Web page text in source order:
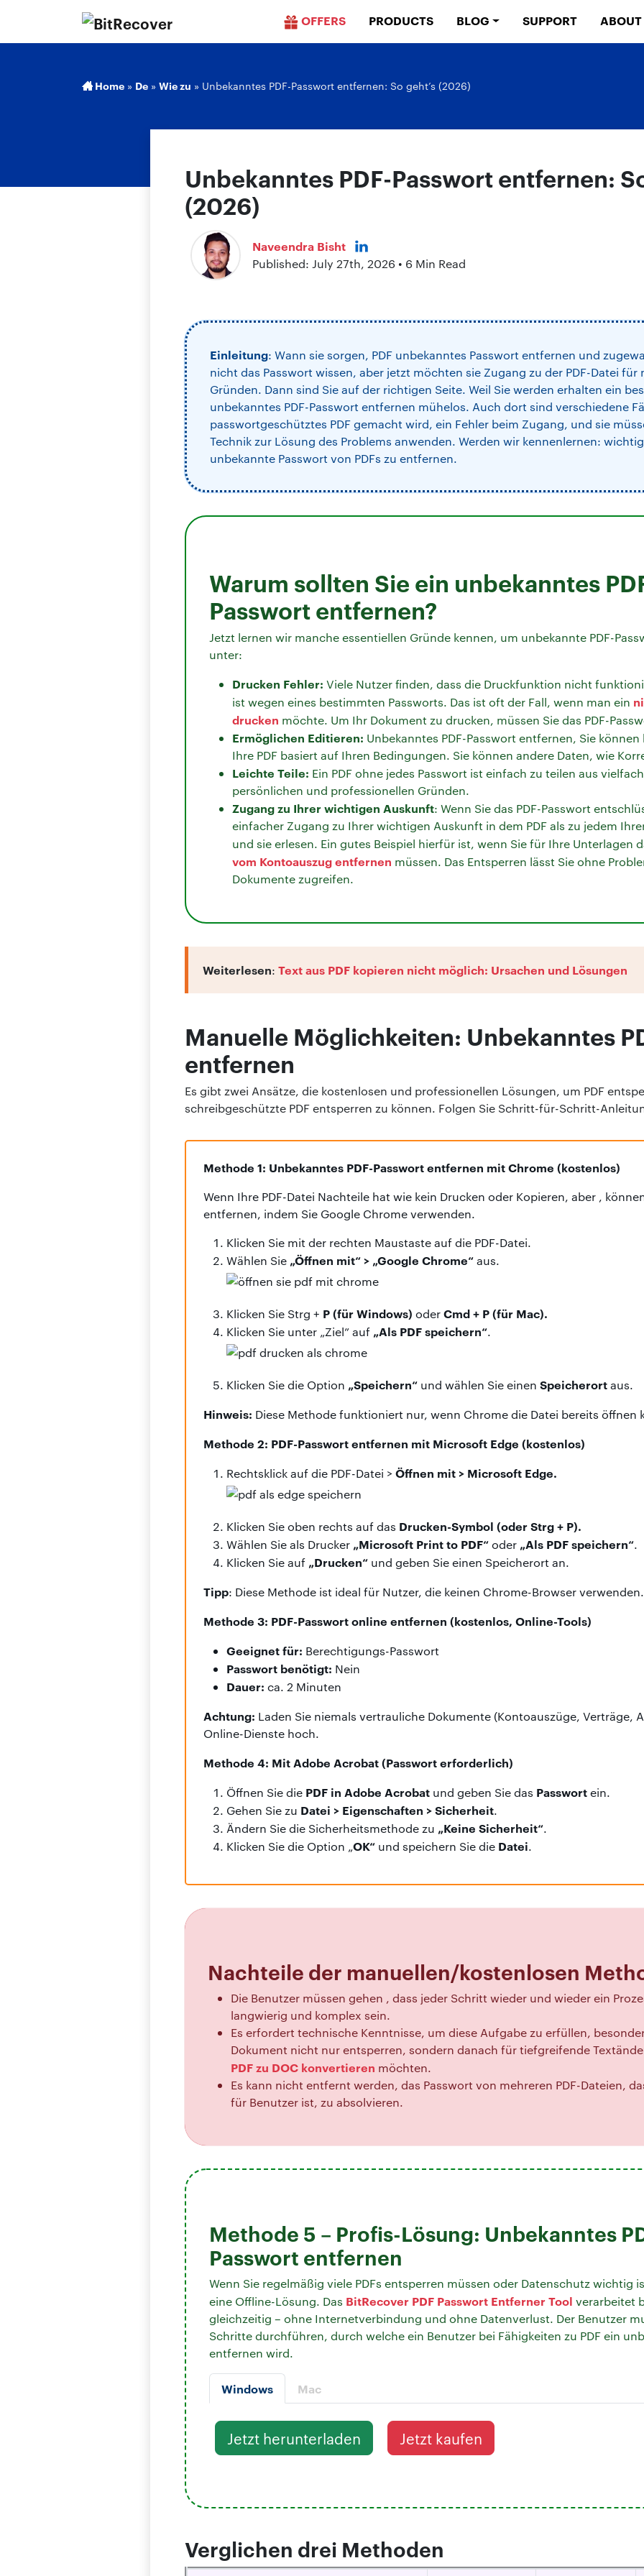
OFFERS PRODUCTS BLOG SUPPORT ABOUT
Home » De » Wie zu » Unbekanntes PDF-Passwort entfernen: So geht’s (2026)
Unbekanntes PDF-Passwort entfernen:
(2026)
Naveendra Bisht
Published: July 27th, 2026 • 6 Min Read
Einleitung: Wann sie sorgen, PDF unbekanntes Passwort entfernen und
nicht das Passwort wissen, aber jetzt möchten sie Zugang zu der PDF-Datei
Gründen. Dann sind Sie auf der richtigen Seite. Weil Sie werden erhalten ein
unbekanntes PDF-Passwort entfernen mühelos. Auch dort sind verschiedene
passwortgeschütztes PDF gemacht wird, ein Fehler beim Zugang, und sie
Technik zur Lösung des Problems anwenden. Werden wir kennenlernen:
unbekannte Passwort von PDFs zu entfernen.
Warum sollten Sie ein unbekanntes
Passwort entfernen?
Jetzt lernen wir manche essentiellen Gründe kennen, um unbekannte PDF-
unter:
Drucken Fehler: Viele Nutzer finden, dass die Druckfunktion nicht
ist wegen eines bestimmten Passworts. Das ist oft der Fall, wenn man ein
drucken möchte. Um Ihr Dokument zu drucken, müssen Sie das PDF-
Ermöglichen Editieren: Unbekanntes PDF-Passwort entfernen, Sie
Ihre PDF basiert auf Ihren Bedingungen. Sie können andere Daten, wie
Leichte Teile: Ein PDF ohne jedes Passwort ist einfach zu teilen aus
persönlichen und professionellen Gründen.
Zugang zu Ihrer wichtigen Auskunft: Wenn Sie das PDF-Passwort
einfacher Zugang zu Ihrer wichtigen Auskunft in dem PDF als zu jedem
und sie erlesen. Ein gutes Beispiel hierfür ist, wenn Sie für Ihre Unterlagen
vom Kontoauszug entfernen müssen. Das Entsperren lässt Sie ohne
Dokumente zugreifen.
Weiterlesen: Text aus PDF kopieren nicht möglich: Ursachen und Lösungen
Manuelle Möglichkeiten: Unbekanntes
entfernen
Es gibt zwei Ansätze, die kostenlosen und professionellen Lösungen, um PDF
schreibgeschützte PDF entsperren zu können. Folgen Sie Schritt-für-Schritt-
Methode 1: Unbekanntes PDF-Passwort entfernen mit Chrome (kostenlos)
Wenn Ihre PDF-Datei Nachteile hat wie kein Drucken oder Kopieren, aber ,
entfernen, indem Sie Google Chrome verwenden.
Klicken Sie mit der rechten Maustaste auf die PDF-Datei.
Wählen Sie „Öffnen mit“ > „Google Chrome“aus.
Klicken Sie Strg + P(für Windows) oderCmd + P (für Mac).
Klicken Sie unter „Ziel” auf „Als PDF speichern“.
Klicken Sie die Option „Speichern“ und wählen Sie einen Speicherortaus.
Hinweis: Diese Methode funktioniert nur, wenn Chrome die Datei bereits öffnen
Methode 2: PDF-Passwort entfernen mit Microsoft Edge (kostenlos)
Rechtsklick auf die PDF-Datei >Öffnen mit > Microsoft Edge.
Klicken Sie oben rechts auf das Drucken-Symbol (oder Strg + P).
Wählen Sie als Drucker „Microsoft Print to PDF“oder „Als PDF speichern“.
Klicken Sie auf „Drucken“ und geben Sie einen Speicherort an.
Tipp: Diese Methode ist ideal für Nutzer, die keinen Chrome-Browser verwenden.
Methode 3: PDF-Passwort online entfernen (kostenlos, Online-Tools)
Geeignet für: Berechtigungs-Passwort
Passwort benötigt: Nein
Dauer: ca. 2 Minuten
Achtung: Laden Sie niemals vertrauliche Dokumente (Kontoauszüge, Verträge,
Online-Dienste hoch.
Methode 4: Mit Adobe Acrobat (Passwort erforderlich)
Öffnen Sie die PDF in Adobe Acrobat und geben Sie das Passwortein.
Gehen Sie zu Datei > Eigenschaften > Sicherheit.
Ändern Sie die Sicherheitsmethode zu „Keine Sicherheit“.
Klicken Sie die Option „OK“ und speichern Sie die Datei.
Nachteile der manuellen/kostenlosen
Die Benutzer müssen gehen , dass jeder Schritt wieder und wieder ein
langwierig und komplex sein.
Es erfordert technische Kenntnisse, um diese Aufgabe zu erfüllen,
Dokument nicht nur entsperren, sondern danach für tiefgreifende
PDF zu DOC konvertieren möchten.
Es kann nicht entfernt werden, das Passwort von mehreren PDF-Dateien,
für Benutzer ist, zu absolvieren.
Methode 5 – Profis-Lösung: Unbekanntes
Passwort entfernen
Wenn Sie regelmäßig viele PDFs entsperren müssen oder Datenschutz wichtig
eine Offline-Lösung. Das BitRecover PDF Passwort Entferner Tool verarbeitet
gleichzeitig – ohne Internetverbindung und ohne Datenverlust. Der Benutzer
Schritte durchführen, durch welche ein Benutzer bei Fähigkeiten zu PDF ein
entfernen wird.
Windows Mac
Jetzt herunterladen Jetzt kaufen
Verglichen drei Methoden